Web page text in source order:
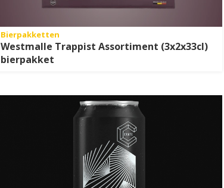
Bierpakketten
Westmalle Trappist Assortiment (3x2x33cl)
bierpakket